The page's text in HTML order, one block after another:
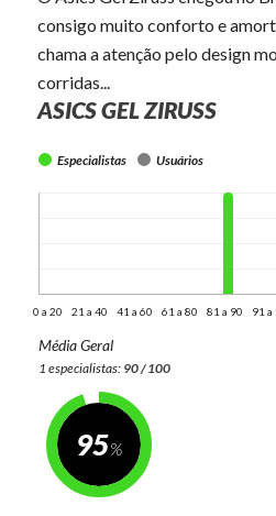
consigo muito conforto e
chama a atenção pelo design
corridas...
ASICS GEL ZIRUSS
Especialistas Usuários
0 a 20 21 a 40 41 a 60 61 a 80 81 a 90 91 a
Média Geral
1 especialistas: 90 / 100
95